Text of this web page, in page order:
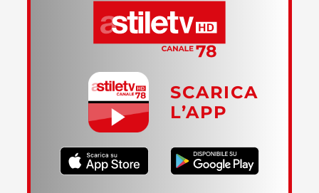
SCARICA
L’APP